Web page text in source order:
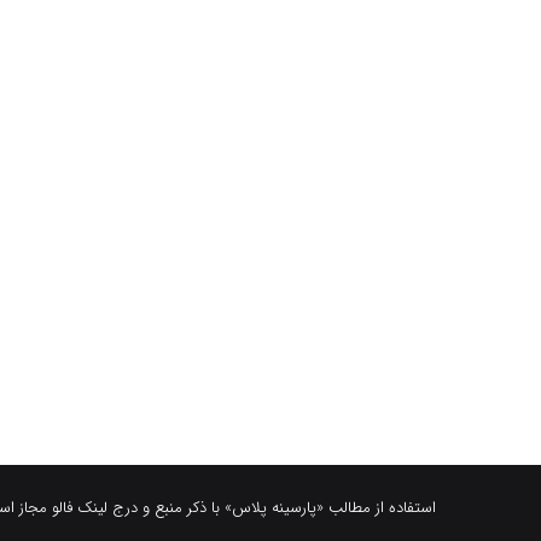
استفاده از مطالب «پارسینه پلاس» با ذکر منبع و درج لینک فالو مجاز